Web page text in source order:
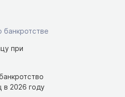
банкротстве
при
в 2026 году